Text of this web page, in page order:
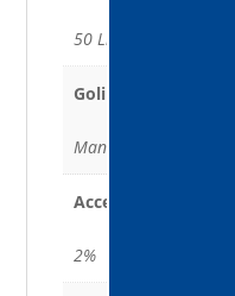
50 Litri
Golire container
Manuală
Acces in rampă
2%